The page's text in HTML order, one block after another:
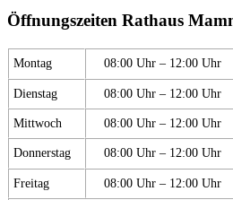
Öffnungszeiten Rathaus
Montag 08:00 Uhr – 12:00 Uhr
Dienstag 08:00 Uhr – 12:00 Uhr
Mittwoch 08:00 Uhr – 12:00 Uhr
Donnerstag 08:00 Uhr – 12:00 Uhr
Freitag 08:00 Uhr – 12:00 Uhr